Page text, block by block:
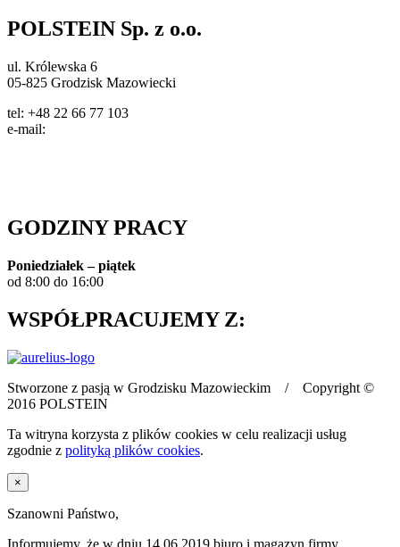
POLSTEIN Sp. z o.o.
ul. Królewska 6
05-825 Grodzisk Mazowiecki
tel: +48 22 66 77 103
e-mail:
GODZINY PRACY
Poniedziałek – piątek
od 8:00 do 16:00
WSPÓŁPRACUJEMY Z:
Stworzone z pasją w Grodzisku Mazowieckim / Copyright ©
2016 POLSTEIN
Ta witryna korzysta z plików cookies w celu realizacji usług
zgodnie z polityką plików cookies.
×
Szanowni Państwo,
Informujemy, że w dniu 14.06.2019 biuro i magazyn firmy